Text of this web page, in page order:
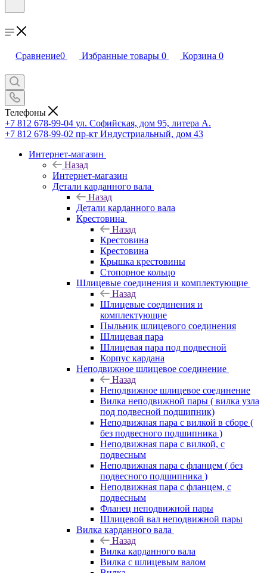
Сравнение0 Избранные товары 0 Корзина 0
Телефоны
+7 812 678-99-04 ул. Софийская, дом 95, литера А.
+7 812 678-99-02 пр-кт Индустриальный, дом 43
Интернет-магазин
Назад
Интернет-магазин
Детали карданного вала
Назад
Детали карданного вала
Крестовина
Назад
Крестовина
Крестовина
Крышка крестовины
Стопорное кольцо
Шлицевые соединения и комплектующие
Назад
Шлицевые соединения и
комплектующие
Пыльник шлицевого соединения
Шлицевая пара
Шлицевая пара под подвесной
Корпус кардана
Неподвижное шлицевое соединение
Назад
Неподвижное шлицевое соединение
Вилка неподвижной пары ( вилка узла
под подвесной подшипник)
Неподвижная пара с вилкой в сборе (
без подвесного подшипника )
Неподвижная пара с вилкой, с
подвесным
Неподвижная пара с фланцем ( без
подвесного подшипника )
Неподвижная пара с фланцем, с
подвесным
Фланец неподвижной пары
Шлицевой вал неподвижной пары
Вилка карданного вала
Назад
Вилка карданного вала
Вилка с шлицевым валом